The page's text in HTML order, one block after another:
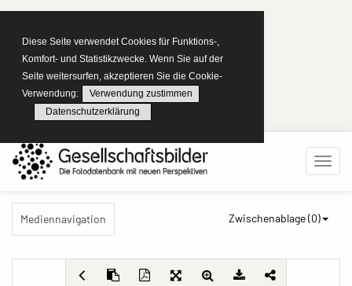
Diese Seite verwendet Cookies für Funktions-,
Komfort- und Statistikzwecke. Wenn Sie auf der
Seite weitersurfen, akzeptieren Sie die Cookie-
Verwendung:
Verwendung zustimmen
Datenschutzerklärung
Mediennavigation Zwischenablage (0)